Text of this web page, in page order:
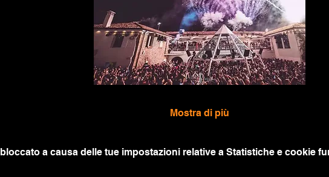
Mostra di più
a causa delle tue impostazioni relative a Statistiche e cookie